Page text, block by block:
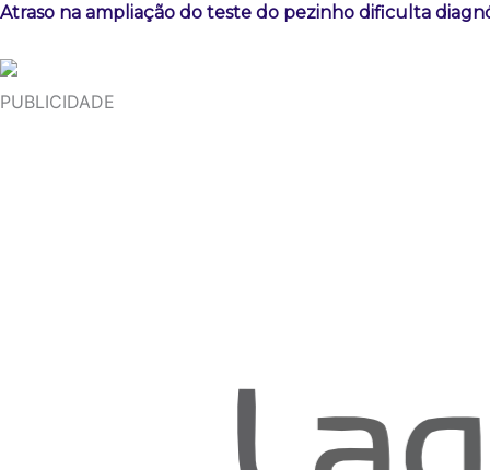
Atraso na ampliação do teste do pezinho dificulta
PUBLICIDADE